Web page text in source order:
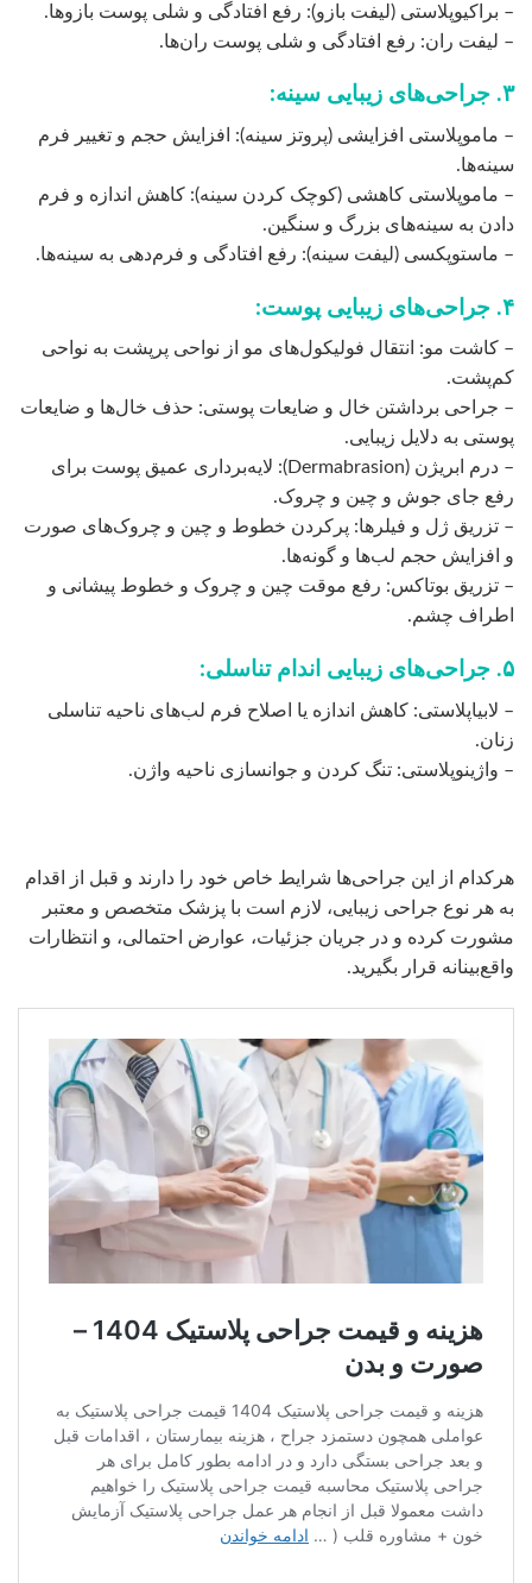
– براکیوپلاستی (لیفت بازو): رفع افتادگی و شلی پوست بازوها.
– لیفت ران: رفع افتادگی و شلی پوست ران‌ها.
۳. جراحی‌های زیبایی سینه:
– ماموپلاستی افزایشی (پروتز سینه): افزایش حجم و تغییر فرم
سینه‌ها.
– ماموپلاستی کاهشی (کوچک کردن سینه): کاهش اندازه و فرم
دادن به سینه‌های بزرگ و سنگین.
– ماستوپکسی (لیفت سینه): رفع افتادگی و فرم‌دهی به سینه‌ها.
۴. جراحی‌های زیبایی پوست:
– کاشت مو: انتقال فولیکول‌های مو از نواحی پرپشت به نواحی
کم‌پشت.
– جراحی برداشتن خال و ضایعات پوستی: حذف خال‌ها و ضایعات
پوستی به دلایل زیبایی.
– درم ابریژن (Dermabrasion): لایه‌برداری عمیق پوست برای
رفع جای جوش و چین و چروک.
– تزریق ژل و فیلرها: پرکردن خطوط و چین و چروک‌های صورت
و افزایش حجم لب‌ها و گونه‌ها.
– تزریق بوتاکس: رفع موقت چین و چروک و خطوط پیشانی و
اطراف چشم.
۵. جراحی‌های زیبایی اندام تناسلی:
– لابیاپلاستی: کاهش اندازه یا اصلاح فرم لب‌های ناحیه تناسلی
زنان.
– واژینوپلاستی: تنگ کردن و جوانسازی ناحیه واژن.
هرکدام از این جراحی‌ها شرایط خاص خود را دارند و قبل از اقدام
به هر نوع جراحی زیبایی، لازم است با پزشک متخصص و معتبر
مشورت کرده و در جریان جزئیات، عوارض احتمالی، و انتظارات
واقع‌بینانه قرار بگیرید.